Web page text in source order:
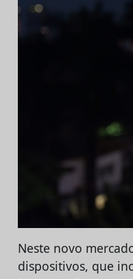
Neste novo
dispositivos, que